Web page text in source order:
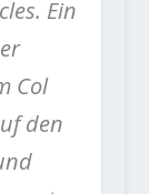
Ein
Col
den